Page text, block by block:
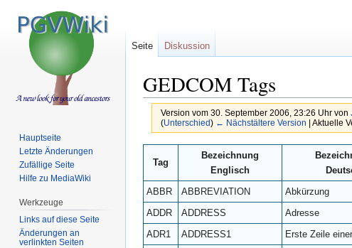
GEDCOM Tags
Version vom 30. September 2006, 23:26 Uhr von
(Unterschied) ← Nächstältere Version | Aktuelle
Navigation
springen
Suche
springen
Tag
Bezeichnung
Englisch
ABBR ABBREVIATION Abkürzung
ADDR
ADDRESS Adresse
ADR1
ADDRESS1 Erste Zeile
Seite Diskussion
Hauptseite
Letzte Änderungen
Zufällige Seite
Hilfe zu MediaWiki
Werkzeuge
Links auf diese Seite
Änderungen an
verlinkten Seiten